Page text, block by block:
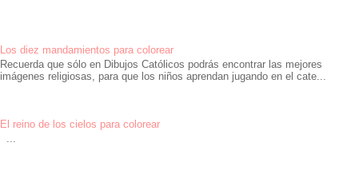
Los diez mandamientos para colorear
Recuerda que sólo en Dibujos Católicos podrás encontrar las mejores
imágenes religiosas, para que los niños aprendan jugando en el cate...
El reino de los cielos para colorear